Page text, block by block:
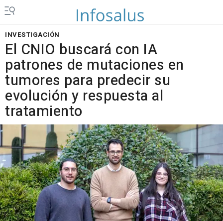
INVESTIGACIÓN
El CNIO buscará con IA
patrones de mutaciones en
tumores para predecir su
evolución y respuesta al
tratamiento